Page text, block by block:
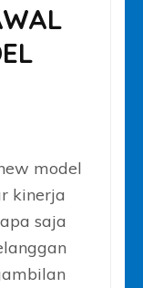
model
kinerja
saja